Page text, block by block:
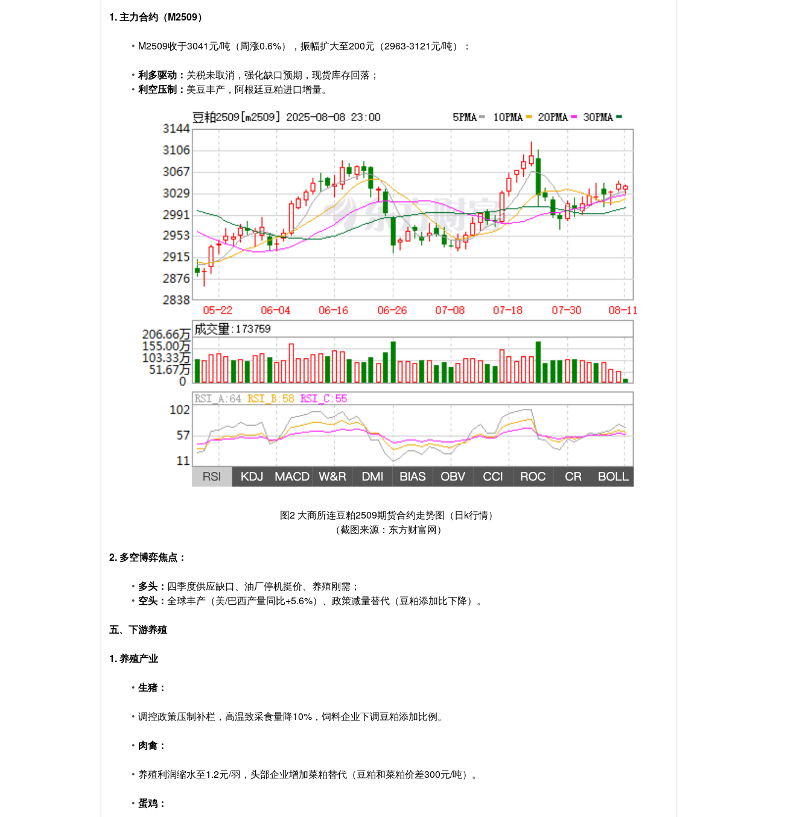
1. 主力合约（M2509）
M2509收于3041元/吨（周涨0.6%），振幅扩大至200元（2963-3121元/吨）：
利多驱动： 关税未取消，强化缺口预期，现货库存回落；
利空压制： 美豆丰产，阿根廷豆粕进口增量。
图2 大商所连豆粕2509期货合约走势图（日k行情）
（截图来源：东方财富网）
2. 多空博弈焦点：
多头： 四季度供应缺口、油厂停机挺价、养殖刚需；
空头： 全球丰产（美/巴西产量同比+5.6%）、政策减量替代（豆粕添加比下降）。
五、下游养殖
1. 养殖产业
生猪：
调控政策压制补栏，高温致采食量降10%，饲料企业下调豆粕添加比例。
肉禽：
养殖利润缩水至1.2元/羽，头部企业增加菜粕替代（豆粕和菜粕价差300元/吨）。
蛋鸡：